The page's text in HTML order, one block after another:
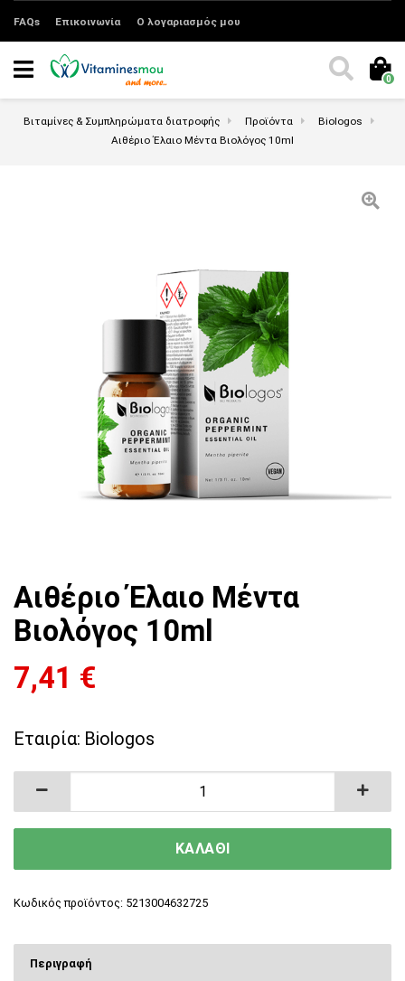
FAQs Επικοινωνία Ο λογαριασμός μου
0
Βιταμίνες & Συμπληρώματα διατροφής Προϊόντα
Biologos
Αιθέριο Έλαιο Μέντα Βιολόγος 10ml
Αιθέριο Έλαιο Μέντα
Βιολόγος 10ml
7,41 €
Εταιρία: Biologos
Αιθέριο Έλαιο Μέντα Βιολόγος 10ml
ΚΑΛΑΘΙ
Κωδικός προϊόντος: 5213004632725
Περιγραφή